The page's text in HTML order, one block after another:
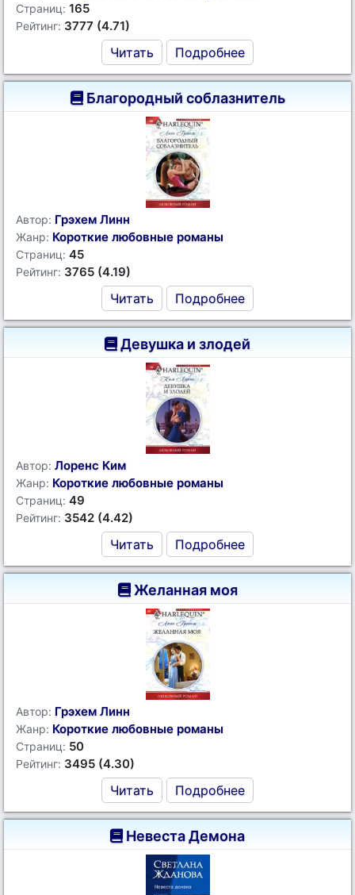
Страниц: 165
Рейтинг: 3777 (4.71)
Читать Подробнее
Благородный соблазнитель
Автор: Грэхем Линн
Жанр: Короткие любовные романы
Страниц: 45
Рейтинг: 3765 (4.19)
Читать Подробнее
Девушка и злодей
Автор: Лоренс Ким
Жанр: Короткие любовные романы
Страниц: 49
Рейтинг: 3542 (4.42)
Читать Подробнее
Желанная моя
Автор: Грэхем Линн
Жанр: Короткие любовные романы
Страниц: 50
Рейтинг: 3495 (4.30)
Читать Подробнее
Невеста Демона